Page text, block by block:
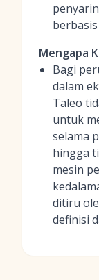
Mengapa
Bagi
dalam
Taleo
untuk
selama
hingga
mesin
ditiru
definisi